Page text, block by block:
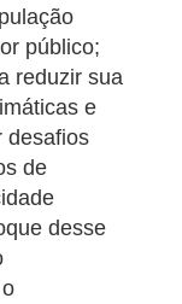
público;
reduzir sua
e
desafios
de
desse